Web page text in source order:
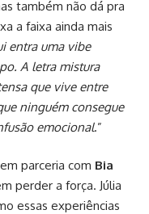
também não dá pra
a faixa ainda mais
entra uma vibe
A letra mistura
que vive entre
ninguém consegue
emocional.”
parceria com Bia
perder a força. Júlia
essas experiências